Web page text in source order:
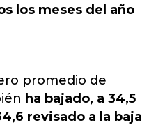
los meses del año
promedio de
ha bajado, a 34,5
revisado a la baja